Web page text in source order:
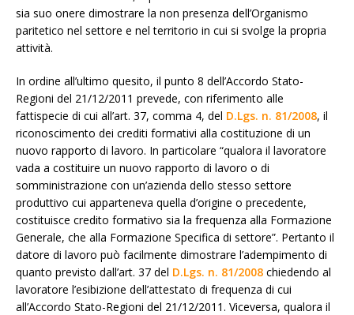
sia suo onere dimostrare la non presenza dell’Organismo
paritetico nel settore e nel territorio in cui si svolge la propria
attività.
In ordine all’ultimo quesito, il punto 8 dell’Accordo Stato-
Regioni del 21/12/2011 prevede, con riferimento alle
fattispecie di cui all’art. 37, comma 4, del D.Lgs. n. 81/2008, il
riconoscimento dei crediti formativi alla costituzione di un
nuovo rapporto di lavoro. In particolare “qualora il lavoratore
vada a costituire un nuovo rapporto di lavoro o di
somministrazione con un’azienda dello stesso settore
produttivo cui apparteneva quella d’origine o precedente,
costituisce credito formativo sia la frequenza alla Formazione
Generale, che alla Formazione Specifica di settore”. Pertanto il
datore di lavoro può facilmente dimostrare l’adempimento di
quanto previsto dall’art. 37 del D.Lgs. n. 81/2008 chiedendo al
lavoratore l’esibizione dell’attestato di frequenza di cui
all’Accordo Stato-Regioni del 21/12/2011. Viceversa, qualora il